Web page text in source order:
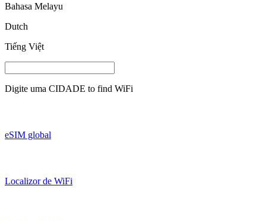
Bahasa Melayu
Dutch
Tiếng Việt
Digite uma CIDADE to find WiFi
eSIM global
Localizor de WiFi